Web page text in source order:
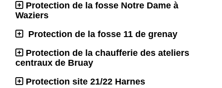
Protection de la fosse Notre Dame à
Waziers
Protection de la fosse 11 de grenay
Protection de la chaufferie des ateliers
centraux de Bruay
Protection site 21/22 Harnes